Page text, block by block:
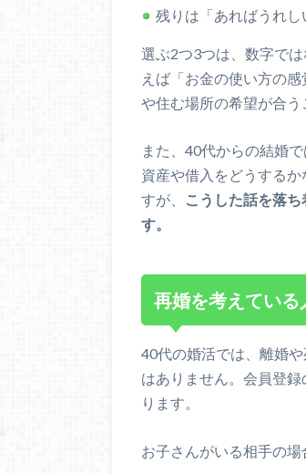
残りは「あればうれ
選ぶ2つ3つは、数字では
えば「お金の使い方の
や住む場所の希望が合う
また、40代からの結婚
資産や借入をどうする
すが、
こうした話を落
す。
再婚を考えてい
40代の婚活では、離婚
はありません。会員登
ります。
お子さんがいる相手の